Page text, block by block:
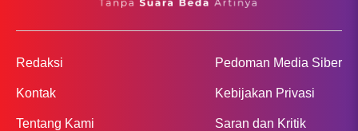
Redaksi
Kontak
Tentang Kami
Pedoman Media Siber
Kebijakan Privasi
Saran dan Kritik